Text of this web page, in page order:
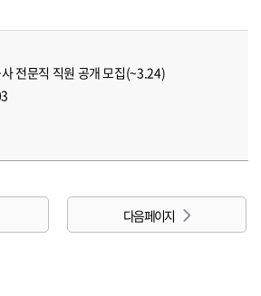
전문직 직원 공개 모집(~3.24)
다음 페이지